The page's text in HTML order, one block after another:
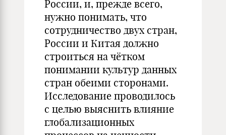
России, и, прежде всего,
нужно понимать, что
сотрудничество двух стран,
России и Китая должно
строиться на чётком
понимании культур данных
стран обеими сторонами.
Исследование проводилось
с целью выяснить влияние
глобализационных